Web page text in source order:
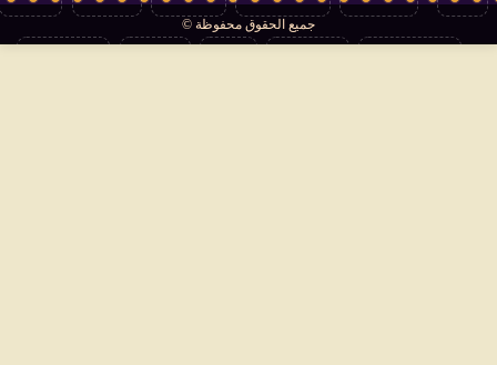
جميع الحقوق محفوظة ©